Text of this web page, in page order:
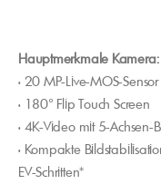
Hauptmerkmale Kamera:
• 20 MP-Live-MOS-Sensor
• 180° Flip Touch Screen
• 4K-Video mit 5-Achsen-
• Kompakte
EV-Schritten*